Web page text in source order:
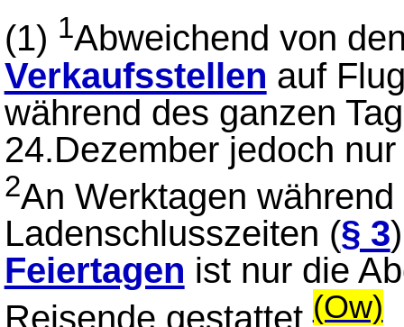
(1) 1Abweichend von
Verkaufsstellen auf
während des ganzen
24.Dezember jedoch
2An Werktagen
Ladenschlusszeiten (§ 3
Feiertagen ist nur die
Reisende gestattet(Ow).